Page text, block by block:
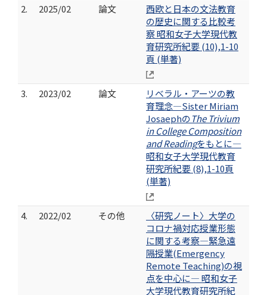
2.
2025/02 論文
西欧と日本の文法教育
の歴史に関する比較考
察 昭和女子大学現代教
育研究所紀要 (10),1-10
頁 (単著)
3. 2023/02 論文
リベラル・アーツの教
育理念―Sister Miriam
JosaephのThe Trivium
in College Composition
and Readingをもとに―
昭和女子大学現代教育
研究所紀要 (8),1-10頁
(単著)
4. 2022/02 その他
〈研究ノート〉大学の
コロナ禍対応授業形態
に関する考察―緊急遠
隔授業(Emergency
Remote Teaching)の視
点を中心に― 昭和女子
大学現代教育研究所紀